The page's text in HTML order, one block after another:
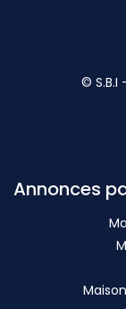
© S.B.I
Annonces